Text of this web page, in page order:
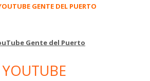
GENTE DEL PUERTO
Gente del Puerto